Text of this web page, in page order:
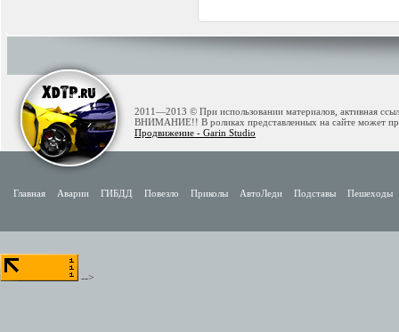
2011—2013 © При использовании материалов, активная
ВНИМАНИЕ!! В роликах представленных на сайте может
Продвижение - Garin Studio
Главная Аварии ГИБДД Повезло Приколы АвтоЛеди Подставы Пешеходы
-->